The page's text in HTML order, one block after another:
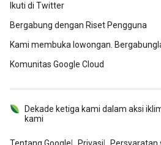
Ikuti di Twitter
Bergabung dengan Riset Pengguna
Kami membuka lowongan.
Komunitas Google Cloud
Dekade ketiga kami dalam aksi
kami